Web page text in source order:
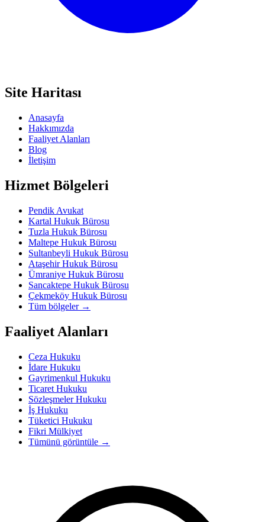
Site Haritası
Anasayfa
Hakkımızda
Faaliyet Alanları
Blog
İletişim
Hizmet Bölgeleri
Pendik Avukat
Kartal Hukuk Bürosu
Tuzla Hukuk Bürosu
Maltepe Hukuk Bürosu
Sultanbeyli Hukuk Bürosu
Ataşehir Hukuk Bürosu
Ümraniye Hukuk Bürosu
Sancaktepe Hukuk Bürosu
Çekmeköy Hukuk Bürosu
Tüm bölgeler →
Faaliyet Alanları
Ceza Hukuku
İdare Hukuku
Gayrimenkul Hukuku
Ticaret Hukuku
Sözleşmeler Hukuku
İş Hukuku
Tüketici Hukuku
Fikri Mülkiyet
Tümünü görüntüle →